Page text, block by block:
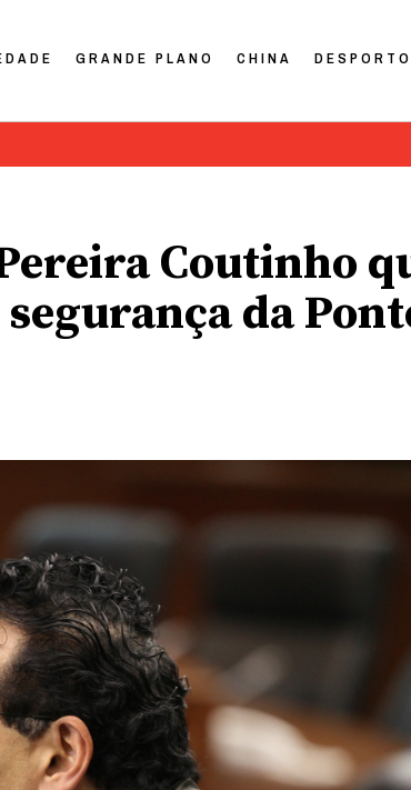
GRANDE PLANO CHINA DESPORTO
Coutinho
da